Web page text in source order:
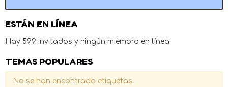
ESTÁN EN LÍNEA
Hay 599 invitados y ningún miembro en línea
TEMAS POPULARES
No se han encontrado etiquetas.